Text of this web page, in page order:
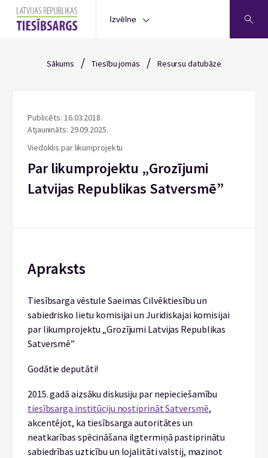
Izvēlne
Sākums / Tiesību jomas / Resursu datubāze
Publicēts: 16.03.2018.
Atjaunināts: 29.09.2025.
Viedoklis par likumprojektu
Par likumprojektu „Grozījumi
Latvijas Republikas Satversmē”
Apraksts
Tiesībsarga vēstule Saeimas Cilvēktiesību un
sabiedrisko lietu komisijai un Juridiskajai komisijai
par likumprojektu „Grozījumi Latvijas Republikas
Satversmē”
Godātie deputāti!
2015. gadā aizsāku diskusiju par nepieciešamību
tiesībsarga institūciju nostiprināt Satversmē,
akcentējot, ka tiesībsarga autoritātes un
neatkarības spēcināšana ilgtermiņā pastiprinātu
sabiedrības uzticību un lojalitāti valstij, mazinot